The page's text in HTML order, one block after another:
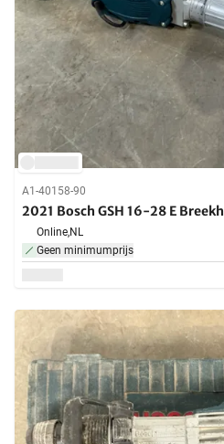
A1-40158-90
2021 Bosch GSH 16-28 E
Online,NL
Geen minimumprijs